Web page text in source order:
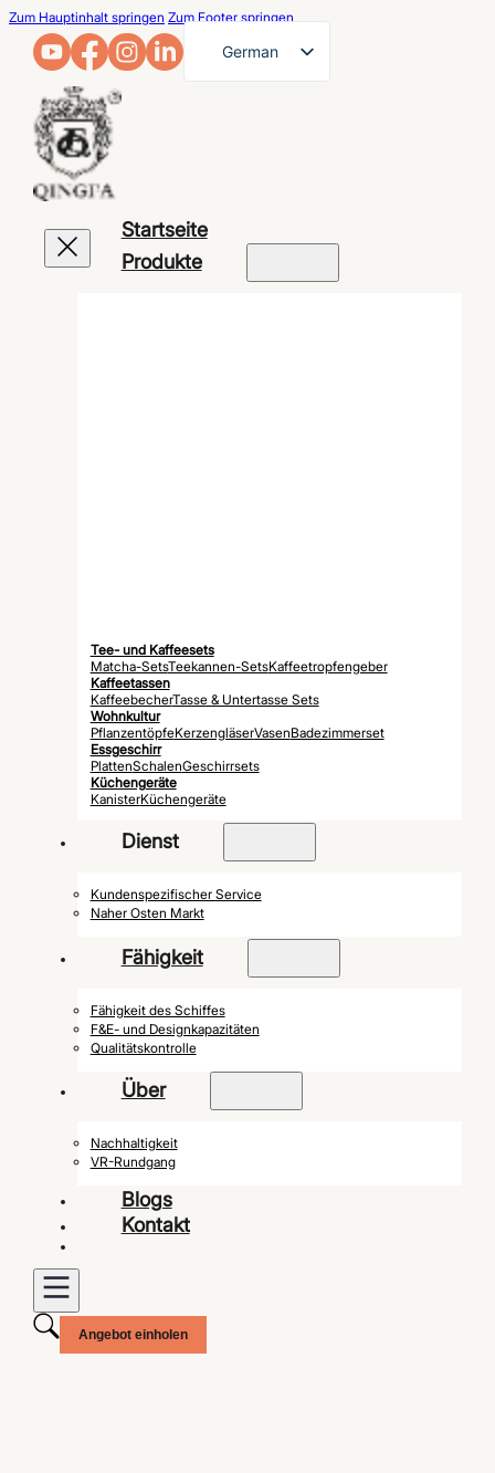
Zum Hauptinhalt springen Zum Footer springen
German
Startseite
Produkte
Tee- und Kaffeesets
Matcha-SetsTeekannen-SetsKaffeetropfengeber
Kaffeetassen
KaffeebecherTasse & Untertasse Sets
Wohnkultur
PflanzentöpfeKerzengläserVasenBadezimmerset
Essgeschirr
PlattenSchalenGeschirrsets
Küchengeräte
KanisterKüchengeräte
Dienst
Kundenspezifischer Service
Naher Osten Markt
Fähigkeit
Fähigkeit des Schiffes
F&E- und Designkapazitäten
Qualitätskontrolle
Über
Nachhaltigkeit
VR-Rundgang
Blogs
Kontakt
Angebot einholen